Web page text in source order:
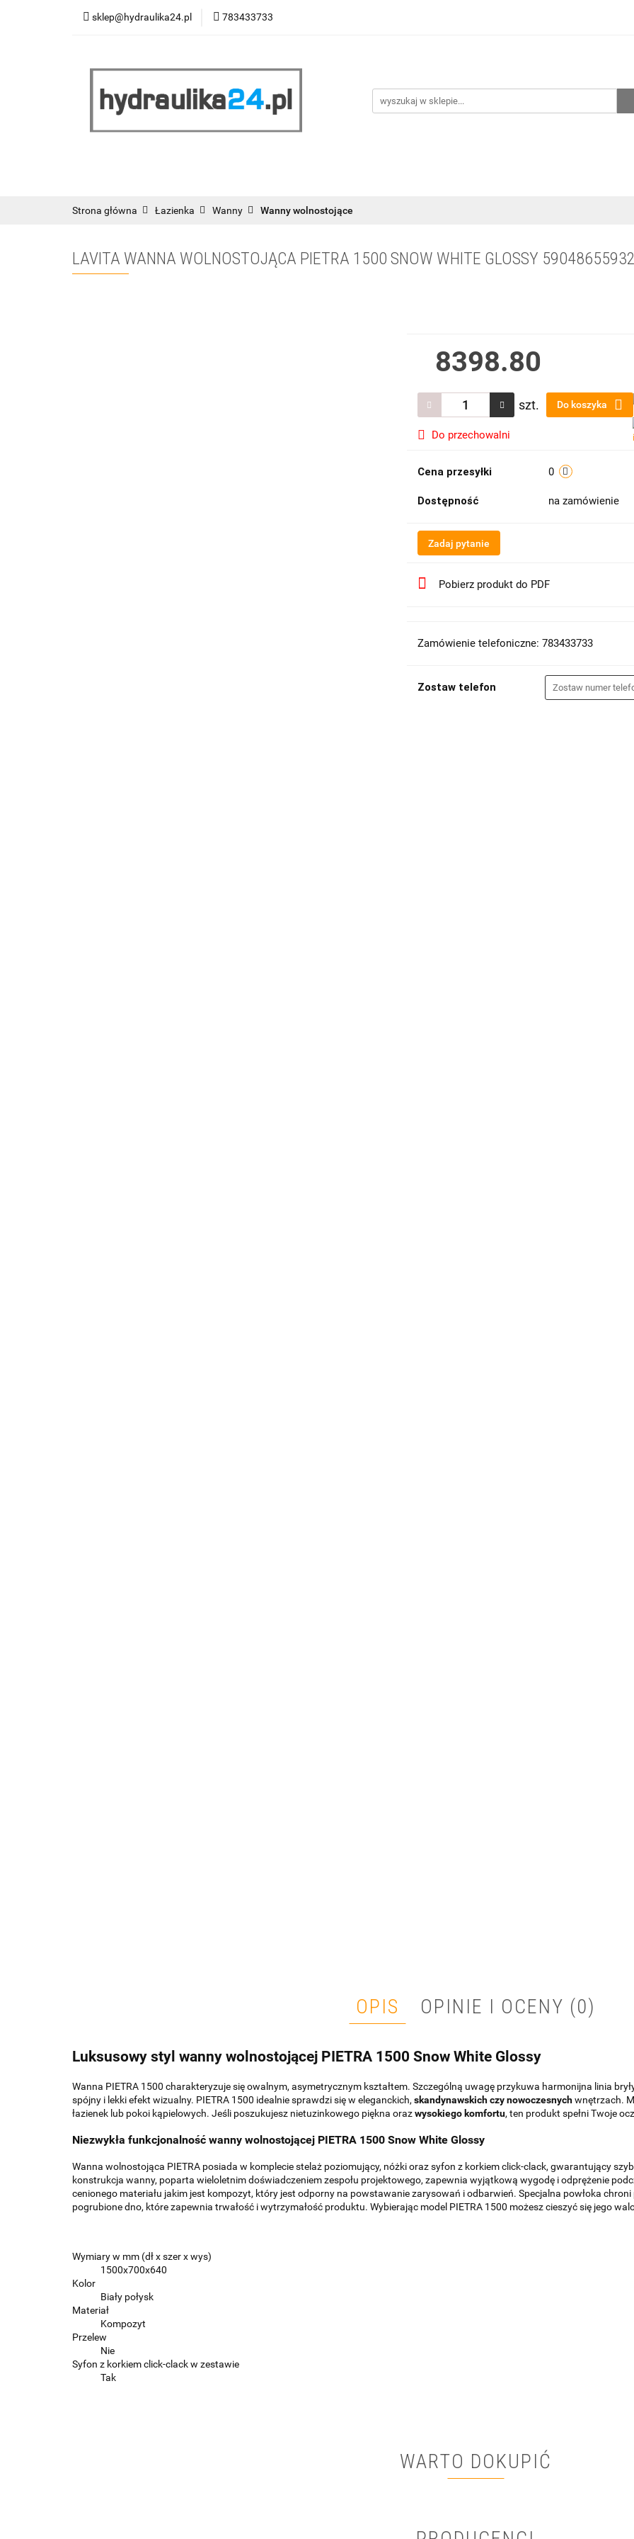
sklep@hydraulika24.pl 783433733
RATY/LEASING
Łazienka
Wyprzedaż WYCENA ZESTAWÓW
Strona główna Łazienka Wanny Wanny wolnostojące
LAVITA WANNA WOLNOSTOJĄCA PIETRA 1500 SNOW WHITE GLOSSY
8398.80
szt. Do koszyka
Do przechowalni
Cena przesyłki 0
Dostępność na zamówienie
Zadaj pytanie
Pobierz produkt do PDF
Zamówienie telefoniczne: 783433733
Zostaw telefon
OPIS OPINIE I OCENY (0)
Luksusowy styl wanny wolnostojącej PIETRA 1500 Snow White Glossy
Wanna PIETRA 1500 charakteryzuje się owalnym, asymetrycznym kształtem. Szczególną uwagę przykuwa harmonijna linia
spójny i lekki efekt wizualny. PIETRA 1500 idealnie sprawdzi się w eleganckich, skandynawskich czy nowoczesnychwnętrzach.
łazienek lub pokoi kąpielowych. Jeśli poszukujesz nietuzinkowego piękna orazwysokiego komfortu, ten produkt spełni Twoje
Niezwykła funkcjonalność wanny wolnostojącej PIETRA 1500 Snow White Glossy
Wanna wolnostojąca PIETRA posiada w komplecie stelaż poziomujący, nóżki oraz syfon z korkiem click-clack, gwarantujący
konstrukcja wanny, poparta wieloletnim doświadczeniem zespołu projektowego, zapewnia wyjątkową wygodę i odprężenie
cenionego materiału jakim jest kompozyt, który jest odporny na powstawanie zarysowań i odbarwień. Specjalna powłoka
pogrubione dno, które zapewnia trwałość i wytrzymałość produktu. Wybierając model PIETRA 1500 możesz cieszyć się jego
Wymiary w mm (dł x szer x wys)
1500x700x640
Kolor
Biały połysk
Materiał
Kompozyt
Przelew
Nie
Syfon z korkiem click-clack w zestawie
Tak
WARTO DOKUPIĆ